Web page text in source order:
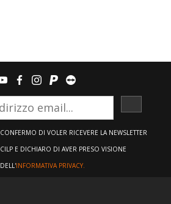
youtubefacebook
instagram
paypalteamviewer
CONFERMO DI VOLER RICEVERE LA NEWSLETTER
CILP E DICHIARO DI AVER PRESO VISIONE
DELL'INFORMATIVA PRIVACY.